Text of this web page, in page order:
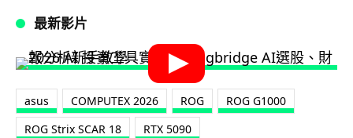
最新影片
asus COMPUTEX 2026 ROG
ROG G1000
ROG Strix SCAR 18
RTX 5090